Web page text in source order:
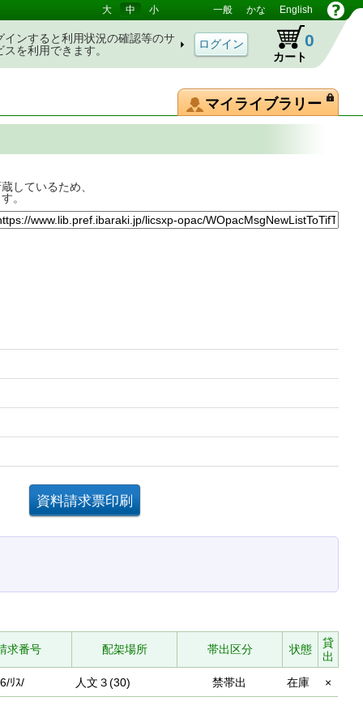
大 中 小 一般 かな English
インすると利用状況の確認等のサ
スを利用できます。
カート
0
マイライブラリー
しているため、
。
求番号 配架場所 帯出区分 状態
貸
出
ﾘｽ/ 人文３(30) 禁帯出 在庫 ×